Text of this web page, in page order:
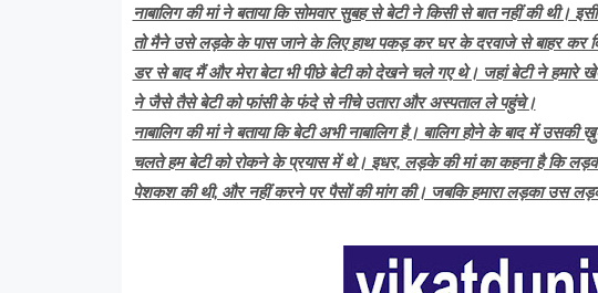
नाबालिग की मां ने बताया कि सोमवार सुबह से बेटी ने किसी से बात नहीं की
तो मैने उसे लड़के के पास जाने के लिए हाथ पकड़ कर घर के दरवाजे से बाहर कर
डर से बाद मैं और मेरा बेटा भी पीछे बेटी को देखने चले गए थे। जहां बेटी ने
ने जैसे तैसे बेटी को फांसी के फंदे से नीचे उतारा और अस्पताल ले पहुंचे।
नाबालिग की मां ने बताया कि बेटी अभी नाबालिग है। बालिग होने के बाद में
चलते हम बेटी को रोकने के प्रयास में थे। इधर, लड़के की मां का कहना है कि
पेशकश की थी, और नहीं करने पर पैसों की मांग की। जबकि हमारा लड़का उस